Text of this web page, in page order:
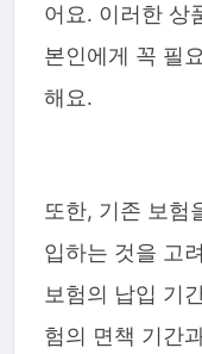
어요. 이러한 상
본인에게 꼭 필
해요.
또한, 기존 보험
입하는 것을 고
보험의 납입 기
험의 면책 기간